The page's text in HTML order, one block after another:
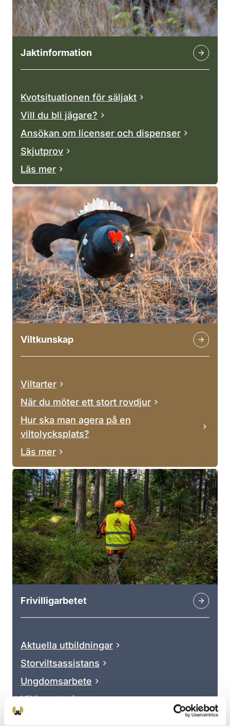
Jaktinformation
Kvotsituationen för säljakt
Vill du bli jägare?
Ansökan om licenser och dispenser
Skjutprov
Läs mer
Viltkunskap
Viltarter
När du möter ett stort rovdjur
Hur ska man agera på en
viltolycksplats?
Läs mer
Frivilligarbetet
Aktuella utbildningar
Storviltsassistans
Ungdomsarbete
Viltinventeringar
Läs mer